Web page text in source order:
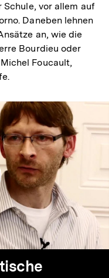
vor allem auf
Daneben lehnen
an, wie die
Bourdieu oder
Foucault,